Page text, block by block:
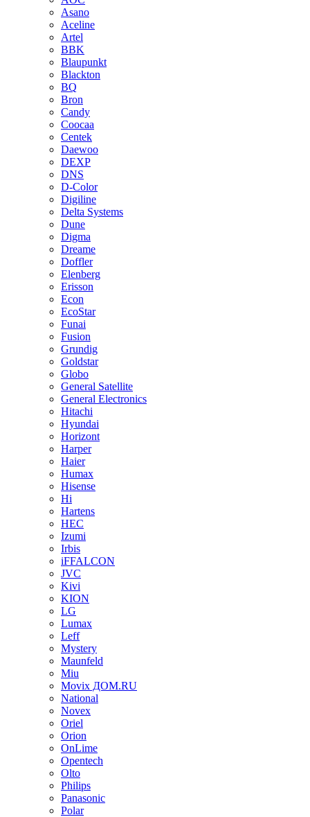
Asano
Aceline
Artel
BBK
Blaupunkt
Blackton
BQ
Bron
Candy
Coocaa
Centek
Daewoo
DEXP
DNS
D-Color
Digiline
Delta Systems
Dune
Digma
Dreame
Doffler
Elenberg
Erisson
Econ
EcoStar
Funai
Fusion
Grundig
Goldstar
Globo
General Satellite
General Electronics
Hitachi
Hyundai
Horizont
Harper
Haier
Humax
Hisense
Hi
Hartens
HEC
Izumi
Irbis
iFFALCON
JVC
Kivi
KION
LG
Lumax
Leff
Mystery
Maunfeld
Miu
Movix ДОМ.RU
National
Novex
Oriel
Orion
OnLime
Opentech
Olto
Philips
Panasonic
Polar